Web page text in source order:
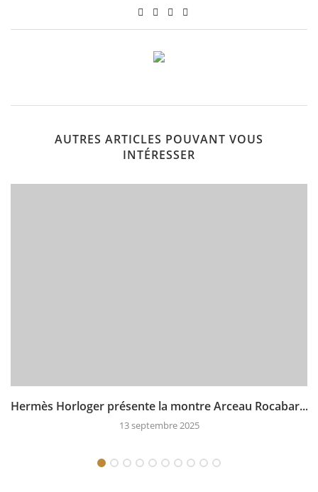
AUTRES ARTICLES POUVANT VOUS
INTÉRESSER
Hermès Horloger présente la montre Arceau Rocabar...
13 septembre 2025